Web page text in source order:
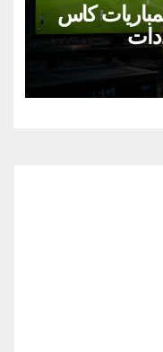
لمباريات كأس